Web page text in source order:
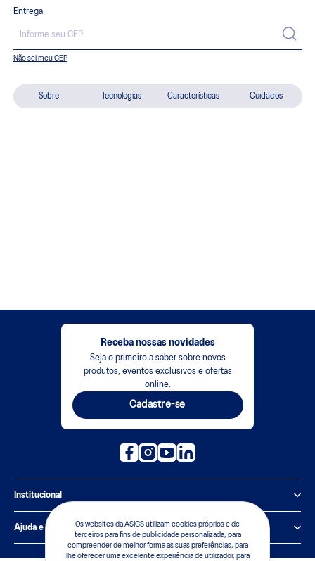
Os websites da ASICS utilizam cookies próprios e de
terceiros para fins de publicidade personalizada, para
compreender de melhor forma as suas preferências, para
lhe oferecer uma excelente experiência de utilizador, para
Sobre Tecnologias Características Cuidados
Entrega
Não sei meu CEP
Receba nossas novidades
Seja o primeiro a saber sobre novos
produtos, eventos exclusivos e ofertas
online.
Cadastre-se
Institucional
Política de Privacidade
Sobre a ASICS
Ajuda e suporte
Central de Relacionamento